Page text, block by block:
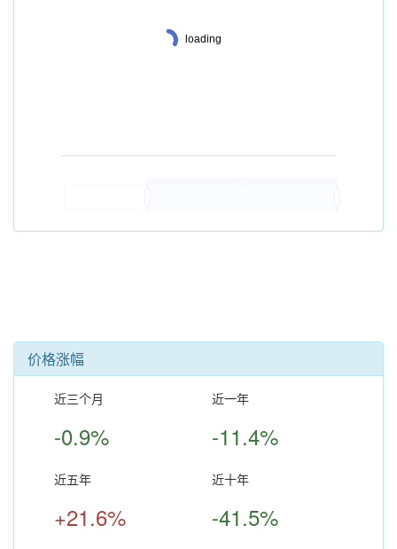
价格涨幅
近三个月
-0.9%
近一年
-11.4%
近五年
+21.6%
近十年
-41.5%